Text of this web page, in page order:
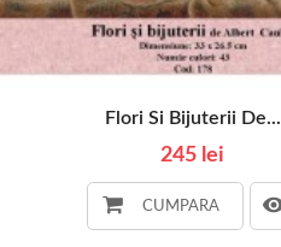
Flori Si Bijuterii De...
245 lei
CUMPARA